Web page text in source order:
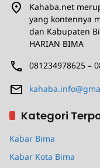
Kahaba.net
yang kontennya
dan Kabupaten
HARIAN BIMA
081234978625 –
Kategori
Kabar Bima
Kabar Kota Bima